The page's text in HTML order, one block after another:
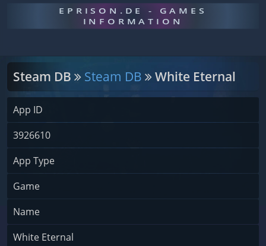
EPRISON.DE - GAMES
INFORMATION
Steam DB Steam DB White Eternal
App ID
3926610
App Type
Game
Name
White Eternal